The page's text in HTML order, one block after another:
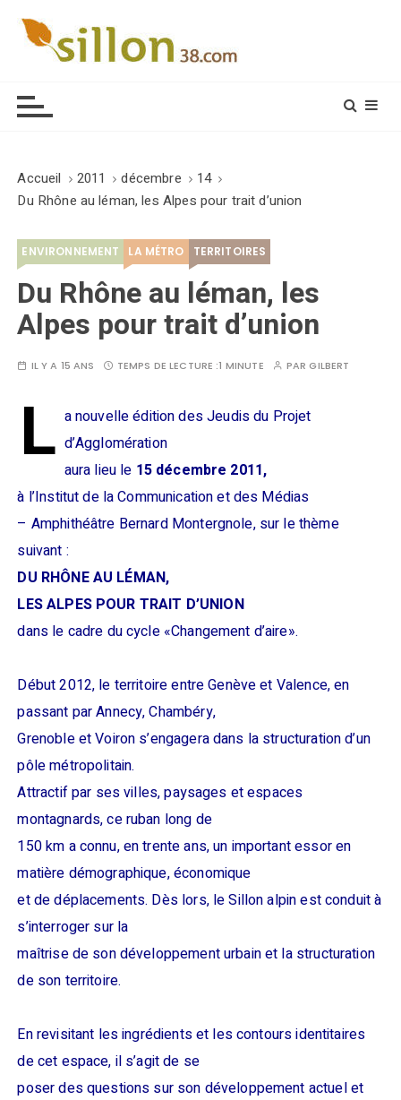
Accueil 2011 décembre
14
Du Rhône au léman, les Alpes pour trait d’union
ENVIRONNEMENT LA MÉTRO TERRITOIRES
Du Rhône au léman, les
Alpes pour trait d’union
IL Y A 15 ANS TEMPS DE LECTURE :1 MINUTE PARGILBERT
L a nouvelle édition des Jeudis du Projet
d’Agglomération
aura lieu le 15 décembre 2011,
à l’Institut de la Communication et des Médias
– Amphithéâtre Bernard Montergnole, sur le thème
suivant :
DU RHÔNE AU LÉMAN,
LES ALPES POUR TRAIT D’UNION
dans le cadre du cycle «Changement d’aire».
Début 2012, le territoire entre Genève et Valence, en
passant par Annecy, Chambéry,
Grenoble et Voiron s’engagera dans la structuration d’un
pôle métropolitain.
Attractif par ses villes, paysages et espaces
montagnards, ce ruban long de
150 km a connu, en trente ans, un important essor en
matière démographique, économique
et de déplacements. Dès lors, le Sillon alpin est conduit à
s’interroger sur la
maîtrise de son développement urbain et la structuration
de son territoire.
En revisitant les ingrédients et les contours identitaires
de cet espace, il s’agit de se
poser des questions sur son développement actuel et